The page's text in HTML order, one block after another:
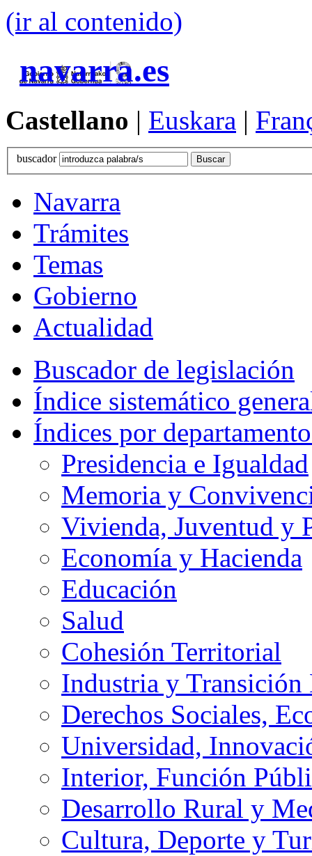
(ir al contenido)
navarra.es
Castellano | Euskara |
buscador
Navarra
Trámites
Temas
Gobierno
Actualidad
Buscador de legislación
Índice sistemático
Índices por
Presidencia e Igualdad
Memoria y
Vivienda, Juventud y
Economía y Hacienda
Educación
Salud
Cohesión Territorial
Industria y
Derechos Sociales,
Universidad,
Interior, Función
Desarrollo Rural y
Cultura, Deporte y